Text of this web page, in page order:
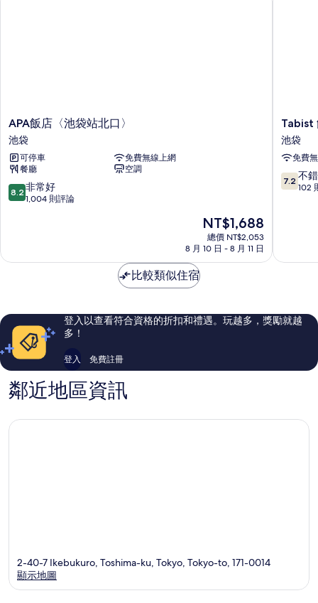
and
toilet)
的
所
有
Shared
Shower
and
toilet)
情
APA
飯
店
〈池
袋
站
北
APA飯店〈池袋站北口〉
池袋
可停車
免費無線上網
餐廳
空調
8.2
分，
非
則
評
8.2 非常好
1,004 則評論
現
在
價
NT$1,688
總價 NT$2,053
8 月 10 日 - 8 月 11 日
Tabist
飯
店
奧
羅
拉
Tabist
池袋
免費
7.2
分，
錯
評
論
7.2 不
102
比較類似住宿
登入以查看符合資格的折扣和禮遇。玩越多，獎勵就越
多！
登入 免費註冊
鄰近地區資訊
2-40-7 Ikebukuro, Toshima-ku, Tokyo, Tokyo-to, 171-0014
顯示地圖